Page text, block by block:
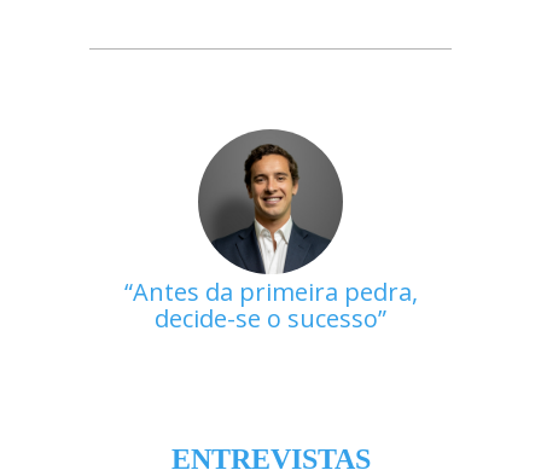
Antes da primeira pedra,
decide-se o sucesso
ENTREVISTAS